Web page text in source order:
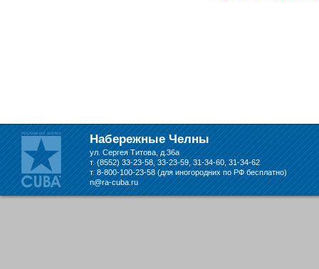
Набережных Челнах
Набережные Челны
ул. Сергея Титова, д.36а
т. (8552) 33-23-58, 33-23-59, 31-34-60, 31-34-62
т. 8-800-100-23-58 (для иногородних по РФ бесплатно)
n@ra-cuba.ru